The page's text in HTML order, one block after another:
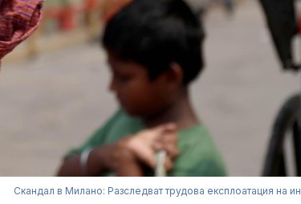
Скандал в Милано: Разследват трудова експлоатация на